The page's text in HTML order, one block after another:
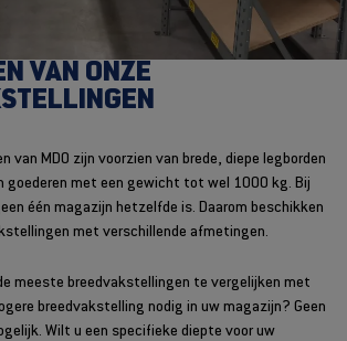
VAN ONZE
van MDO zijn voorzien van brede, diepe legborden
goederen met een gewicht tot wel 1000 kg. Bij
één magazijn hetzelfde is. Daarom beschikken
met verschillende afmetingen.
meeste breedvakstellingen te vergelijken met
breedvakstelling nodig in uw magazijn? Geen
Wilt u een specifieke diepte voor uw